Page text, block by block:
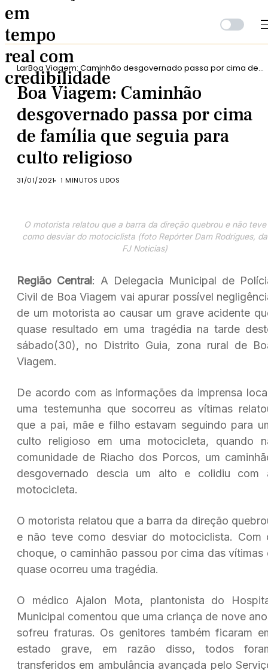
LarBoa Viagem: Caminhão desgovernado passa por cima de
família que seguia para culto religioso
Boa Viagem: Caminhão
desgovernado passa por cima
de família que seguia para
culto religioso
31/01/2021 1 MINUTOS LIDOS
O motorista relatou que a barra da direção quebrou e não teve
como desviar do motociclista (foto Repórter Dam Rodrigues, da
FJ Noticias)
Região Central: A Delegacia Municipal de
Civil de Boa Viagem vai apurar possível
de um motorista ao causar um grave acidente
quase resultado em uma tragédia na tarde
sábado(30), no Distrito Guia, zona rural de
Viagem.
De acordo com as informações da imprensa
uma testemunha que socorreu as vítimas
que a pai, mãe e filho estavam seguindo para
culto religioso em uma motocicleta, quando
comunidade de Riacho dos Porcos, um
desgovernado descia um alto e colidiu com
motocicleta.
O motorista relatou que a barra da direção
e não teve como desviar do motociclista. Com
choque, o caminhão passou por cima das vítimas
quase ocorreu uma tragédia.
O médico Ajalon Mota, plantonista do
Municipal comentou que uma criança de nove
sofreu fraturas. Os genitores também ficaram
estado grave, em razão disso, todos
transferidos em ambulância avançada pelo